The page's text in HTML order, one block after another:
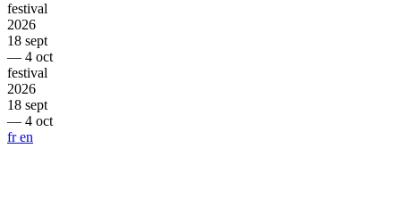
festival
2026
18 sept
— 4 oct
festival
2026
18 sept
— 4 oct
fren